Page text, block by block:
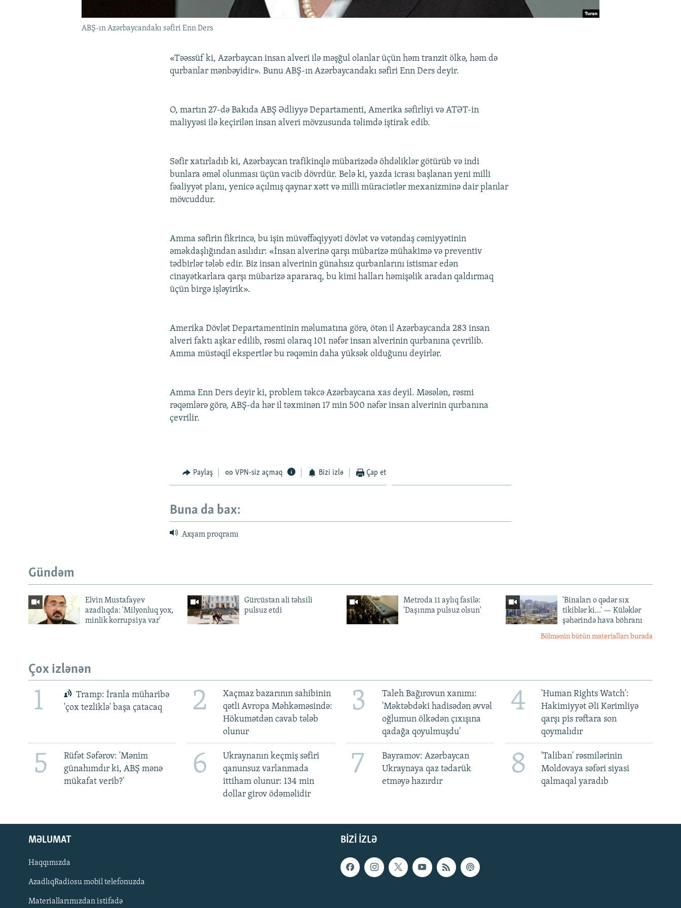
ABŞ-ın Azərbaycandakı səfiri Enn Ders
«Təəssüf ki, Azərbaycan insan alveri ilə məşğul olanlar üçün həm tranzit ölkə, həm də
qurbanlar mənbəyidir». Bunu ABŞ-ın Azərbaycandakı səfiri Enn Ders deyir.
O, martın 27-də Bakıda ABŞ Ədliyyə Departamenti, Amerika səfirliyi və ATƏT-in
maliyyəsi ilə keçirilən insan alveri mövzusunda təlimdə iştirak edib.
Səfir xatırladıb ki, Azərbaycan trafikinqlə mübarizədə öhdəliklər götürüb və indi
bunlara əməl olunması üçün vacib dövrdür. Belə ki, yazda icrası başlanan yeni milli
fəaliyyət planı, yenicə açılmış qaynar xətt və milli müraciətlər mexanizminə dair planlar
mövcuddur.
Amma səfirin fikrincə, bu işin müvəffəqiyyəti dövlət və vətəndaş cəmiyyətinin
əməkdaşlığından asılıdır: «İnsan alverinə qarşı mübarizə mühakimə və preventiv
tədbirlər tələb edir. Biz insan alverinin günahsız qurbanlarını istismar edən
cinayətkarlara qarşı mübarizə apararaq, bu kimi halları həmişəlik aradan qaldırmaq
üçün birgə işləyirik».
Amerika Dövlət Departamentinin məlumatına görə, ötən il Azərbaycanda 283 insan
alveri faktı aşkar edilib, rəsmi olaraq 101 nəfər insan alverinin qurbanına çevrilib.
Amma müstəqil ekspertlər bu rəqəmin daha yüksək olduğunu deyirlər.
Amma Enn Ders deyir ki, problem təkcə Azərbaycana xas deyil. Məsələn, rəsmi
rəqəmlərə görə, ABŞ-da hər il təxminən 17 min 500 nəfər insan alverinin qurbanına
çevrilir.
Paylaş VPN-siz açmaq Bizi izlə Çap et
Buna da bax:
Axşam proqramı
Gündəm
Elvin Mustafayev
azadlıqda: 'Milyonluq yox,
minlik korrupsiya var'
Gürcüstan ali təhsili
pulsuz etdi
Metroda 11 aylıq fasilə:
'Daşınma pulsuz olsun'
'Binaları o qədər sıx
tikiblər ki...' — Küləklər
şəhərində hava böhranı
Bölmənin bütün materialları burada
Çox izlənən
1
Tramp: İranla müharibə
'çox tezliklə' başa çatacaq
2
Xaçmaz bazarının sahibinin
qətli Avropa Məhkəməsində:
Hökumətdən cavab tələb
olunur
3
Taleh Bağırovun xanımı:
'Məktəbdəki hadisədən əvvəl
oğlumun ölkədən çıxışına
qadağa qoyulmuşdu'
4
'Human Rights Watch':
Hakimiyyət Əli Kərimliyə
qarşı pis rəftara son
qoymalıdır
5
Rüfət Səfərov: 'Mənim
günahımdır ki, ABŞ mənə
mükafat verib?'
6
Ukraynanın keçmiş səfiri
qanunsuz varlanmada
ittiham olunur: 134 min
dollar girov ödəməlidir
7
Bayramov: Azərbaycan
Ukraynaya qaz tədarük
etməyə hazırdır
8
'Taliban' rəsmilərinin
Moldovaya səfəri siyasi
qalmaqal yaradıb
BIZI IZLƏ
MƏLUMAT
Haqqımızda
AzadlıqRadiosu mobil telefonuzda
Materiallarımızdan istifadə